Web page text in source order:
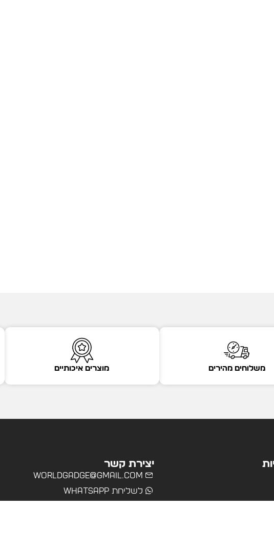
משלוחים מהירים מוצרים איכותיים
יצירת קשר
worldgadge@gmail.com
לשליחת WhatsApp